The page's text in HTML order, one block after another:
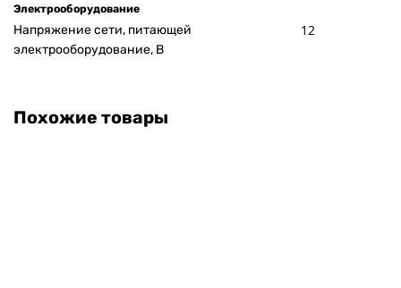
Электрооборудование
Напряжение сети, питающей
электрооборудование, В
12
Похожие товары